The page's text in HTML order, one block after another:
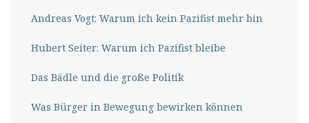
Andreas Vogt: Warum ich kein Pazifist mehr bin
Hubert Seiter: Warum ich Pazifist bleibe
Das Bädle und die große Politik
Was Bürger in Bewegung bewirken können